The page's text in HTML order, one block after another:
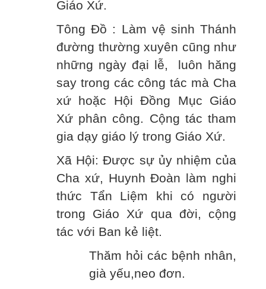
Giáo Xứ.
Tông Đồ : Làm vệ sinh Thánh
đường thường xuyên cũng như
những ngày đại lễ, luôn hăng
say trong các công tác mà Cha
xứ hoặc Hội Đồng Mục Giáo
Xứ phân công. Cộng tác tham
gia dạy giáo lý trong Giáo Xứ.
Xã Hội: Được sự ủy nhiệm của
Cha xứ, Huynh Đoàn làm nghi
thức Tẩn Liệm khi có người
trong Giáo Xứ qua đời, cộng
tác với Ban kẻ liệt.
Thăm hỏi các bệnh nhân,
già yếu,neo đơn.